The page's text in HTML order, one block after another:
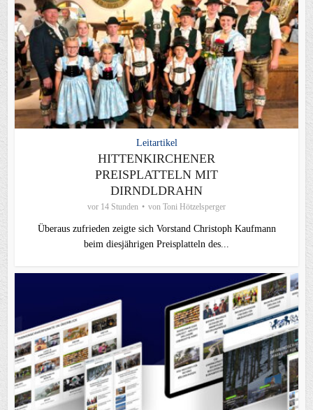
Leitartikel
HITTENKIRCHENER
PREISPLATTELN MIT
DIRNDLDRAHN
vor 14 Stunden von Toni Hötzelsperger
Überaus zufrieden zeigte sich Vorstand Christoph Kaufmann
beim diesjährigen Preisplatteln des...